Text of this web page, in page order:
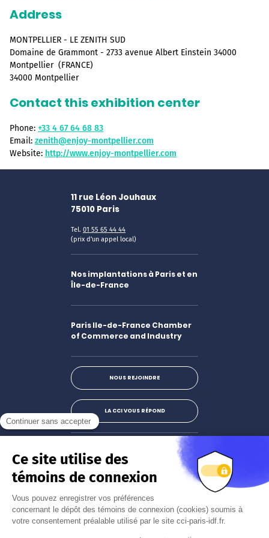
Address
MONTPELLIER - LE ZENITH SUD
Domaine de Grammont - 2733 avenue Albert Einstein 34000
Montpellier (FRANCE)
34000 Montpellier
Contact this exhibition center
Phone: +33 4 67 64 68 83
Email: zenith@enjoy-montpellier.com
Website: http://www.enjoy-montpellier.com
11 rue Léon Jouhaux
75010 Paris
Tel. 01 55 65 44 44
(prix d'un appel local)
Nos implantations à Paris et en
Île-de-France
Paris Ile-de-France Chamber
of Commerce and Industry
NOUS REJOINDRE
LA CCI VOUS RÉPOND
Instagram
S'abonner à la newsletter